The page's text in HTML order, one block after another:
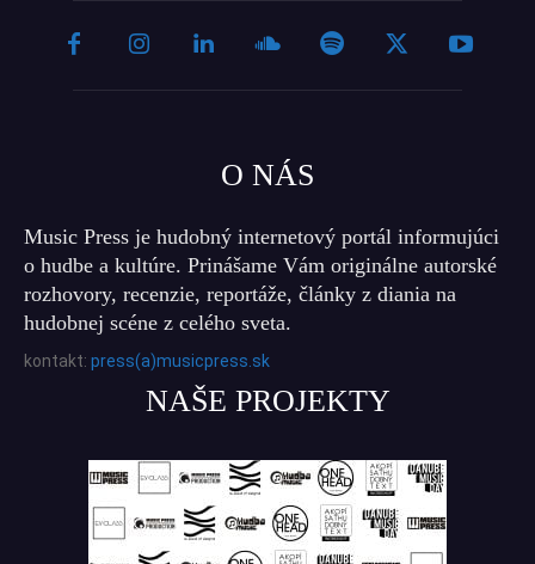
O NÁS
Music Press je hudobný internetový portál informujúci
o hudbe a kultúre. Prinášame Vám originálne autorské
rozhovory, recenzie, reportáže, články z diania na
hudobnej scéne z celého sveta.
kontakt: press(a)musicpress.sk
NAŠE PROJEKTY